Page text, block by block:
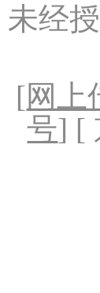
未经
[网上
号] [